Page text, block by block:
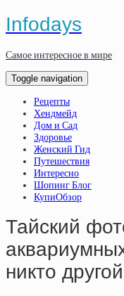
Infodays
Самое интересное в мире
Toggle navigation
Рецепты
Хендмейд
Дом и Сад
Здоровье
Женский Гид
Путешествия
Интересно
Шопинг Блог
КупиОбзор
Тайский
никто другой